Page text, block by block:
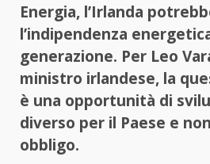
Energia, l’Irlanda
l’indipendenza
generazione. Per Leo
ministro irlandese, la
è una opportunità di
diverso per il Paese e
obbligo.